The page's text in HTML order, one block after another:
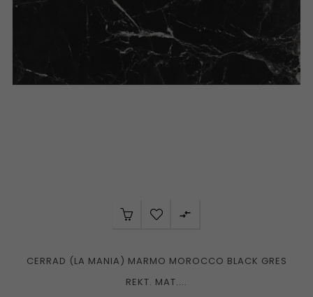

CERRAD (LA MANIA) MARMO MOROCCO BLACK GRES
REKT. MAT....